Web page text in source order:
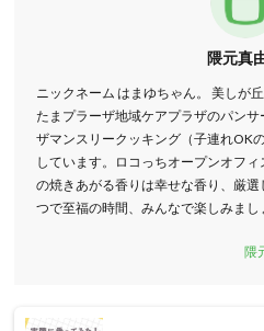
隈元真
ニックネーム はまゆちゃん。 美しが
たまプラーザ地域ケアプラザのパン
ザマンスリークッキング（子連れOK
しています。ロコっちオープンオフ
の焼きあがる香りは幸せな香り、厳
つで至福の時間、みんなで楽しみまし
隈